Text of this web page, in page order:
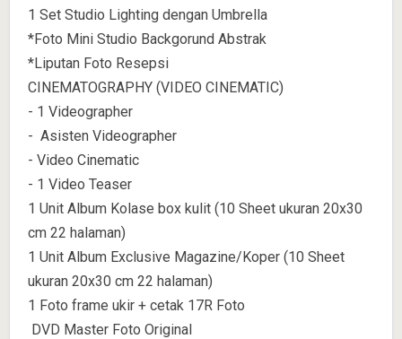
1 Set Studio Lighting dengan Umbrella
*Foto Mini Studio Backgorund Abstrak
*Liputan Foto Resepsi
CINEMATOGRAPHY (VIDEO CINEMATIC)
- 1 Videographer
- Asisten Videographer
- Video Cinematic
- 1 Video Teaser
1 Unit Album Kolase box kulit (10 Sheet ukuran 20x30
cm 22 halaman)
1 Unit Album Exclusive Magazine/Koper (10 Sheet
ukuran 20x30 cm 22 halaman)
1 Foto frame ukir + cetak 17R Foto
DVD Master Foto Original